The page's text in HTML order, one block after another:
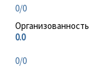
0/0
Организованность
0.0
0/0